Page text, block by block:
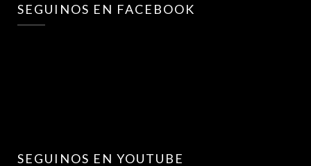
SEGUINOS EN FACEBOOK
SEGUINOS EN YOUTUBE